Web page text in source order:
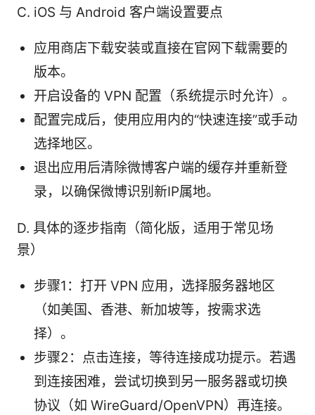
C. iOS 与 Android 客户端设置要点
应用商店下载安装或直接在官网下载需要的
版本。
开启设备的 VPN 配置（系统提示时允许）。
配置完成后，使用应用内的“快速连接”或手动
选择地区。
退出应用后清除微博客户端的缓存并重新登
录，以确保微博识别新IP属地。
D. 具体的逐步指南（简化版，适用于常见场
景）
步骤1：打开 VPN 应用，选择服务器地区
（如美国、香港、新加坡等，按需求选
择）。
步骤2：点击连接，等待连接成功提示。若遇
到连接困难，尝试切换到另一服务器或切换
协议（如 WireGuard/OpenVPN）再连接。